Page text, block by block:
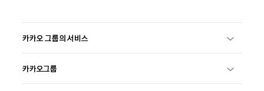
카카오 그룹의 서비스
카카오그룹